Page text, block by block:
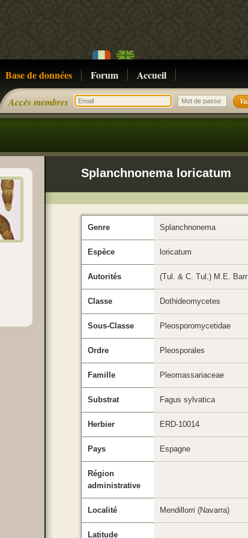
Base de données Forum Accueil
Accès membres
Splanchnonema loricatum
Genre Splanchnonema
Espèce loricatum
Autorités (Tul. & C. Tul.) M.E. Barr
Classe Dothideomycetes
Sous-Classe Pleosporomycetidae
Ordre Pleosporales
Famille Pleomassariaceae
Substrat Fagus sylvatica
Herbier ERD-10014
Pays Espagne
Région
administrative
Localité Mendillorri (Navarra)
Latitude